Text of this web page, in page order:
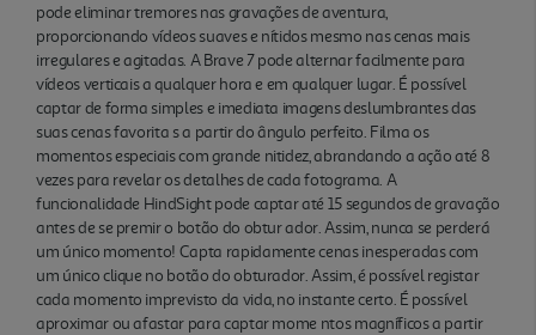
pode eliminar tremores nas gravações de aventura,
proporcionando vídeos suaves e nítidos mesmo nas cenas mais
irregulares e agitadas. A Brave 7 pode alternar facilmente para
vídeos verticais a qualquer hora e em qualquer lugar. É possível
captar de forma simples e imediata imagens deslumbrantes das
suas cenas favorita s a partir do ângulo perfeito. Filma os
momentos especiais com grande nitidez, abrandando a ação até 8
vezes para revelar os detalhes de cada fotograma. A
funcionalidade HindSight pode captar até 15 segundos de gravação
antes de se premir o botão do obtur ador. Assim, nunca se perderá
um único momento! Capta rapidamente cenas inesperadas com
um único clique no botão do obturador. Assim, é possível registar
cada momento imprevisto da vida, no instante certo. É possível
aproximar ou afastar para captar mome ntos magníficos a partir